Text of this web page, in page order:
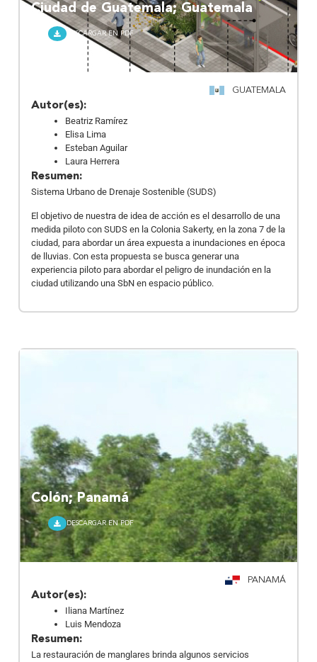
Ciudad de Guatemala; Guatemala
DESCARGAR EN PDF
GUATEMALA
Autor(es):
Beatriz Ramírez
Elisa Lima
Esteban Aguilar
Laura Herrera
Resumen:
Sistema Urbano de Drenaje Sostenible (SUDS)
El objetivo de nuestra de idea de acción es el desarrollo de una
medida piloto con SUDS en la Colonia Sakerty, en la zona 7 de la
ciudad, para abordar un área expuesta a inundaciones en época
de lluvias. Con esta propuesta se busca generar una
experiencia piloto para abordar el peligro de inundación en la
ciudad utilizando una SbN en espacio público.
Colón; Panamá
DESCARGAR EN PDF
PANAMÁ
Autor(es):
Iliana Martínez
Luis Mendoza
Resumen:
La restauración de manglares brinda algunos servicios